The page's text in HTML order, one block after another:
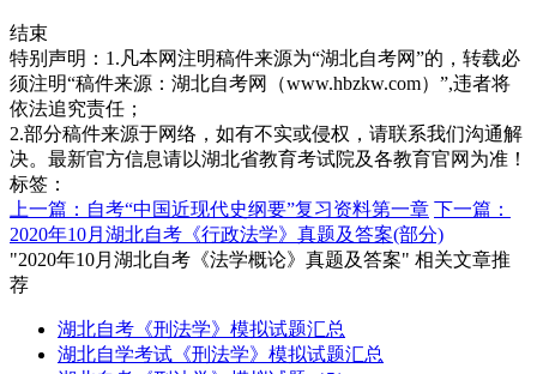
结束
特别声明：1.凡本网注明稿件来源为“湖北自考网”的，转载必
须注明“稿件来源：湖北自考网（www.hbzkw.com）”,违者将
依法追究责任；
2.部分稿件来源于网络，如有不实或侵权，请联系我们沟通解
决。最新官方信息请以湖北省教育考试院及各教育官网为准！
标签：
上一篇：自考“中国近现代史纲要”复习资料第一章 下一篇：
2020年10月湖北自考《行政法学》真题及答案(部分)
"2020年10月湖北自考《法学概论》真题及答案" 相关文章推
荐
湖北自考《刑法学》模拟试题汇总
湖北自学考试《刑法学》模拟试题汇总